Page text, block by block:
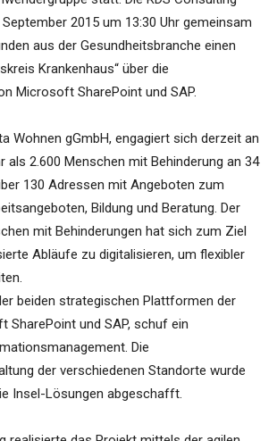
2015 um 13:30 Uhr gemeinsam
aus der Gesundheitsbranche einen
Krankenhaus“ über die
Microsoft SharePoint und SAP.
Wohnen gGmbH, engagiert sich derzeit an
als 2.600 Menschen mit Behinderung an 34
130 Adressen mit Angeboten zum
Bildung und Beratung. Der
mit Behinderungen hat sich zum Ziel
Abläufe zu digitalisieren, um flexibler
beiden strategischen Plattformen der
SharePoint und SAP, schuf ein
Die
der verschiedenen Standorte wurde
Insel-Lösungen abgeschafft.